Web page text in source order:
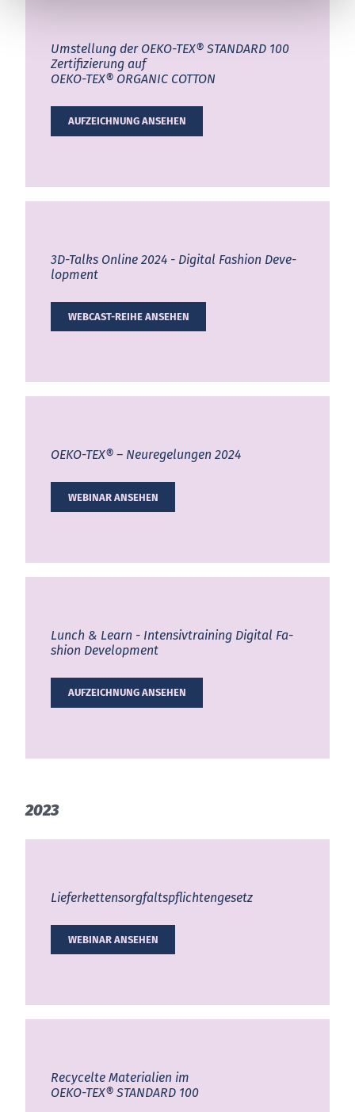
Umstellung der OEKO-TEX® STANDARD 100
Zertifizierung auf
OEKO-TEX® ORGANIC COTTON
AUFZEICHNUNG ANSEHEN
3D-Talks On­line 2024 - Di­gi­tal Fa­shion De­ve­
lop­ment
WEBCAST-REIHE ANSEHEN
OEKO-TEX® – Neuregelungen 2024
WEBINAR ANSEHEN
Lunch & Learn - In­ten­siv­trai­ning Di­gi­tal Fa­
shion De­ve­lop­ment
AUFZEICHNUNG ANSEHEN
2023
Lieferkettensorgfaltspflichtengesetz
WEBINAR ANSEHEN
Recycelte Materialien im
OEKO-TEX® STANDARD 100